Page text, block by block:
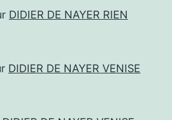
DIDIER DE NAYER RIEN
DIDIER DE NAYER VENISE